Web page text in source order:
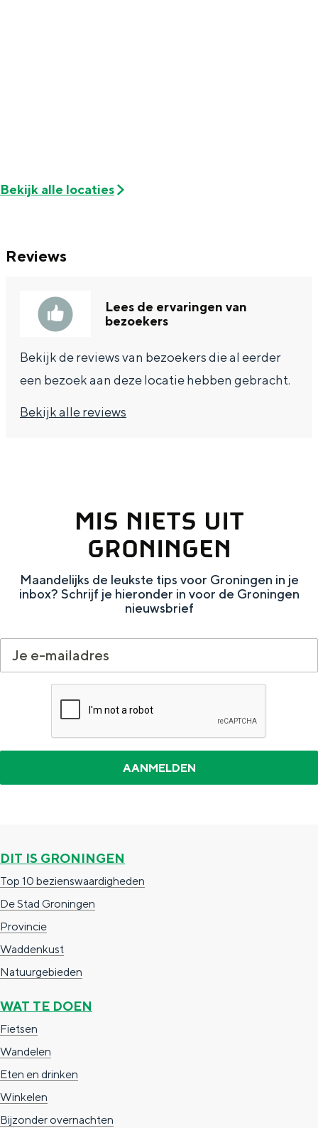
Bekijk alle locaties
Reviews
Lees de ervaringen van
bezoekers
Bekijk de reviews van bezoekers die al eerder
een bezoek aan deze locatie hebben gebracht.
Bekijk alle reviews
MIS NIETS UIT
GRONINGEN
Maandelijks de leukste tips voor Groningen in je
inbox? Schrijf je hieronder in voor de Groningen
nieuwsbrief
DIT IS GRONINGEN
Top 10 bezienswaardigheden
De Stad Groningen
Provincie
Waddenkust
Natuurgebieden
WAT TE DOEN
Fietsen
Wandelen
Eten en drinken
Winkelen
Bijzonder overnachten